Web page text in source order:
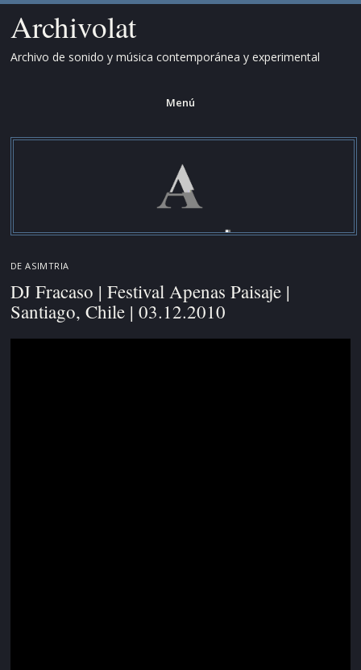
Archivolat
Archivo de sonido y música contemporánea y experimental
Menú
Saltar
DEASIMTRIA
DJ Fracaso | Festival Apenas Paisaje |
Santiago, Chile | 03.12.2010